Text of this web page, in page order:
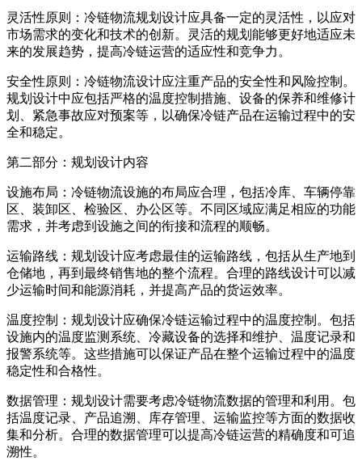
灵活性原则：冷链物流规划设计应具备一定的灵活性，以应对
市场需求的变化和技术的创新。灵活的规划能够更好地适应未
来的发展趋势，提高冷链运营的适应性和竞争力。
安全性原则：冷链物流设计应注重产品的安全性和风险控制。
规划设计中应包括严格的温度控制措施、设备的保养和维修计
划、紧急事故应对预案等，以确保冷链产品在运输过程中的安
全和稳定。
第二部分：规划设计内容
设施布局：冷链物流设施的布局应合理，包括冷库、车辆停靠
区、装卸区、检验区、办公区等。不同区域应满足相应的功能
需求，并考虑到设施之间的衔接和流程的顺畅。
运输路线：规划设计应考虑最佳的运输路线，包括从生产地到
仓储地，再到最终销售地的整个流程。合理的路线设计可以减
少运输时间和能源消耗，并提高产品的货运效率。
温度控制：规划设计应确保冷链运输过程中的温度控制。包括
设施内的温度监测系统、冷藏设备的选择和维护、温度记录和
报警系统等。这些措施可以保证产品在整个运输过程中的温度
稳定性和合格性。
数据管理：规划设计需要考虑冷链物流数据的管理和利用。包
括温度记录、产品追溯、库存管理、运输监控等方面的数据收
集和分析。合理的数据管理可以提高冷链运营的精确度和可追
溯性。